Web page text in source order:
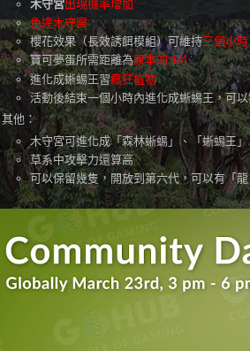
木守宮出現機率增加
色違木守宮
櫻花效果（長效誘餌模組）可維持三個小時
寶可夢蛋所需距離為原本的 1/4
進化成蜥蜴王習瘋狂植物
活動後結束一個小時內進化成蜥蜴王，可
其他：
木守宮可進化成「森林蜥蜴」、「蜥蜴王」
草系中攻擊力還算高
可以保留幾隻，開放到第六代，可以有「